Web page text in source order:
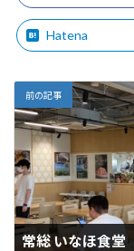
Hatena
前の記事
常総 いなほ食堂